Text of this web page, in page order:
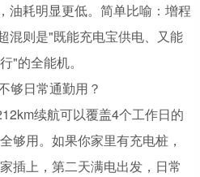
油耗明显更低。简单比喻：增程
混则是"既能充电宝供电、又能
"的全能机。
够日常通勤用？
续航可以覆盖4个工作日的
够用。如果你家里有充电桩，
插上，第二天满电出发，日常